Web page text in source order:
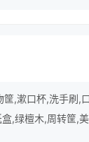
,漱口杯,洗手刷,
,绿檀木,周转筐,美